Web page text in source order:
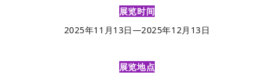
展览时间
2025年11月13日—2025年12月13日
展览地点